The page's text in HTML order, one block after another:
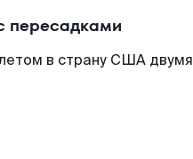
пересадками
в страну США двумя